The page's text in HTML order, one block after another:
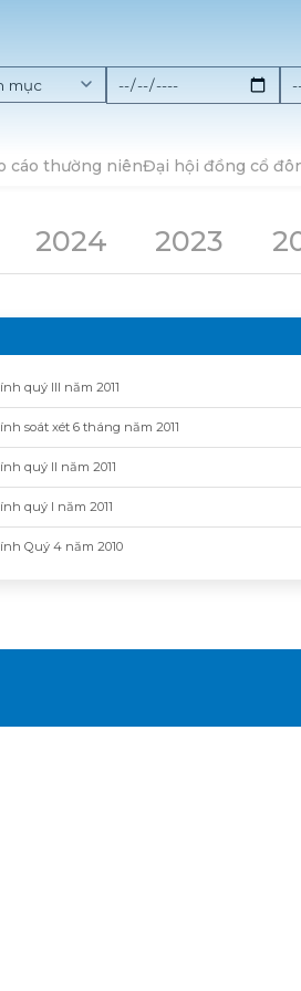
cáo thường niênĐại hội đồng cổ
2024 2023
quý III năm 2011
soát xét 6 tháng năm 2011
quý II năm 2011
quý I năm 2011
Quý 4 năm 2010